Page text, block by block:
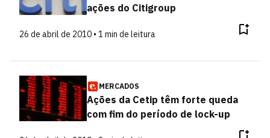
ações do Citigroup
26 de abril de 2010 • 1 min de leitura
MERCADOS
Ações da Cetip têm forte queda
com fim do período de lock-up